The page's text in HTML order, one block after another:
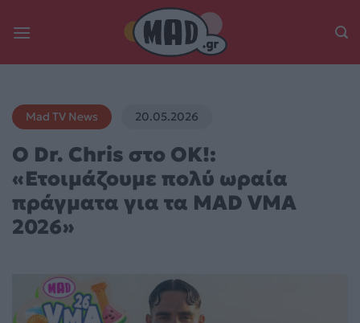
Mad TV News 20.05.2026
O Dr. Chris στο OK!:
«Ετοιμάζουμε πολύ ωραία
πράγματα για τα MAD VMA
2026»